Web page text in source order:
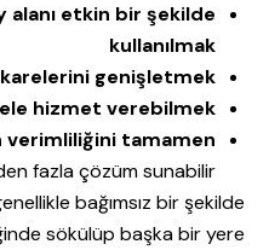
alanı etkin bir şekilde
kullanılmak
genişletmek
hizmet verebilmek
verimliliğini tamamen
fazla çözüm sunabilir.
bağımsız bir şekilde
sökülüp başka bir yere